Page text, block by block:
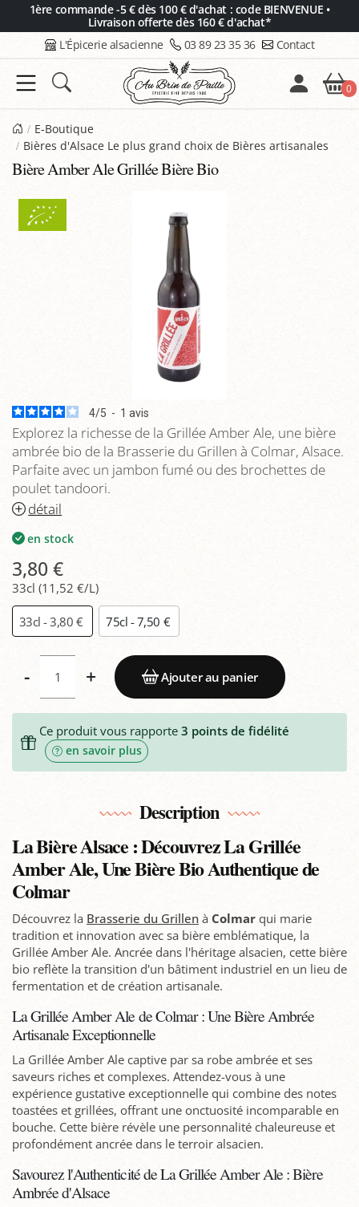
1ère commande -5 € dès 100 € d'achat : code BIENVENUE •
Livraison offerte dès 160 € d'achat*
L'Épicerie alsacienne 03 89 23 35 36 Contact
0
E-Boutique
Bières d'Alsace Le plus grand choix de Bières artisanales
Bière Amber Ale Grillée Bière Bio
4/5 - 1 avis
Explorez la richesse de la Grillée Amber Ale, une bière
ambrée bio de la Brasserie du Grillen à Colmar, Alsace.
Parfaite avec un jambon fumé ou des brochettes de
poulet tandoori.
détail
en stock
3,80 €
33cl (11,52 €/L)
33cl - 3,80 € 75cl - 7,50 €
- + Ajouter au panier
Ce produit vous rapporte 3 points de fidélité
en savoir plus
Description
La Bière Alsace : Découvrez La Grillée
Amber Ale, Une Bière Bio Authentique de
Colmar
Découvrez la Brasserie du Grillen à Colmar qui marie
tradition et innovation avec sa bière emblématique, la
Grillée Amber Ale. Ancrée dans l'héritage alsacien, cette bière
bio reflète la transition d'un bâtiment industriel en un lieu de
fermentation et de création artisanale.
La Grillée Amber Ale de Colmar : Une Bière Ambrée
Artisanale Exceptionnelle
La Grillée Amber Ale captive par sa robe ambrée et ses
saveurs riches et complexes. Attendez-vous à une
expérience gustative exceptionnelle qui combine des notes
toastées et grillées, offrant une onctuosité incomparable en
bouche. Cette bière révèle une personnalité chaleureuse et
profondément ancrée dans le terroir alsacien.
Savourez l'Authenticité de La Grillée Amber Ale : Bière
Ambrée d'Alsace
Panneau de gestion des cookies